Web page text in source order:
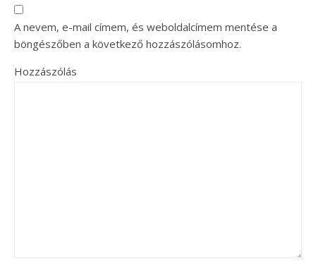
A nevem, e-mail címem, és weboldalcímem mentése a
böngészőben a következő hozzászólásomhoz.
Hozzászólás